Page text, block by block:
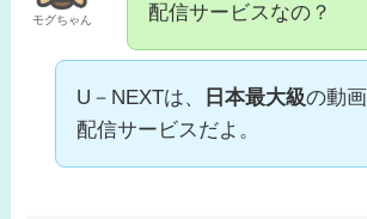
モグちゃん
配信サービスなの？
U－NEXTは、 日本最大級の動画
配信サービスだよ。